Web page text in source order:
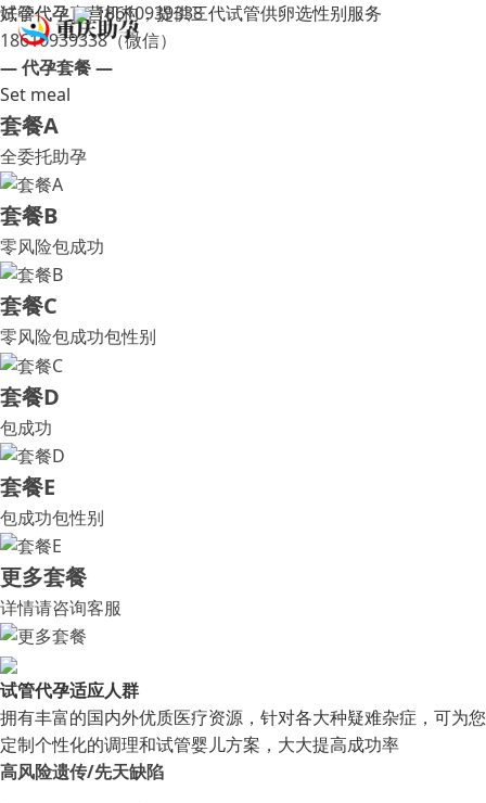
试管代孕直营机构，提供三代试管供卵选性别服务
好孕代孕
18610939338
18610939338（微信）
— 代孕套餐 —
Set meal
套餐A
全委托助孕
套餐B
零风险包成功
套餐C
零风险包成功包性别
套餐D
包成功
套餐E
包成功包性别
更多套餐
详情请咨询客服
试管代孕适应人群
拥有丰富的国内外优质医疗资源，针对各大种疑难杂症，可为您
定制个性化的调理和试管婴儿方案，大大提高成功率
高风险遗传/先天缺陷